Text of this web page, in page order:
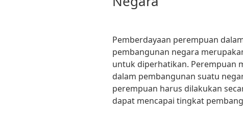
Pemberdayaan perempuan
pembangunan negara
untuk diperhatikan. Perempuan
dalam pembangunan suatu
perempuan harus dilakukan
dapat mencapai tingkat